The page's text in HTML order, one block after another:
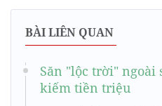
BÀI LIÊN QUAN
Săn "lộc trời" ngoài
kiếm tiền triệu